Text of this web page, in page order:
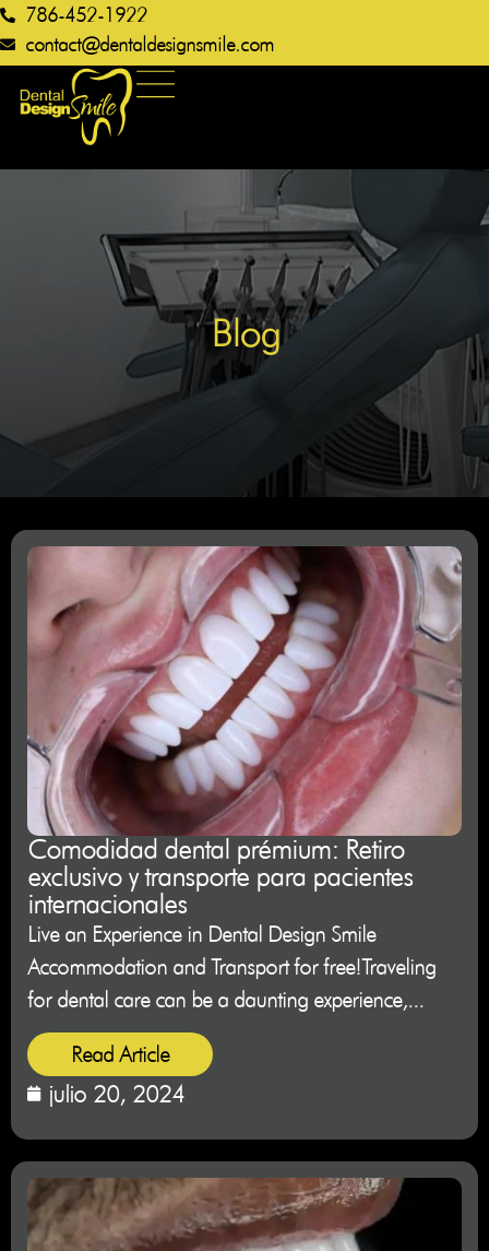
786-452-1922
contact@dentaldesignsmile.com​
Blog
Comodidad dental prémium: Retiro
exclusivo y transporte para pacientes
internacionales
Live an Experience in Dental Design Smile
Accommodation and Transport for free!Traveling
for dental care can be a daunting experience,...
Read Article
julio 20, 2024